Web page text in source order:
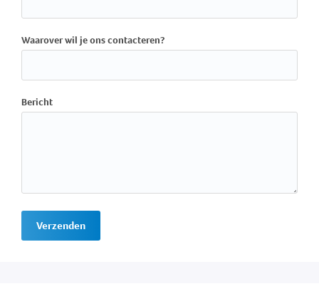
Waarover wil je ons contacteren?
Bericht
Verzenden